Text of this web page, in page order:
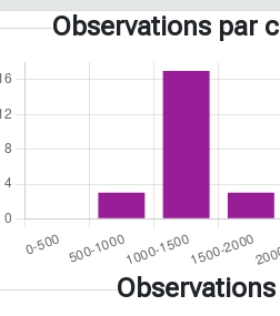
Observations par